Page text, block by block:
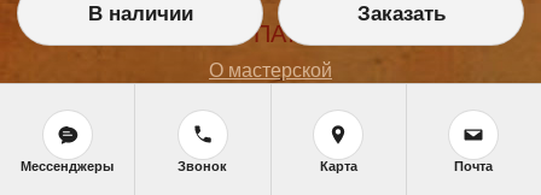
ПОКУПАТЕЛЮ
О мастерской
Доставка и оплата
Политика конфиденциальности
Согласие на обработку персональных данных
Политика обработки персональных данных
В наличии Заказать
Мессенджеры Звонок Карта Почта